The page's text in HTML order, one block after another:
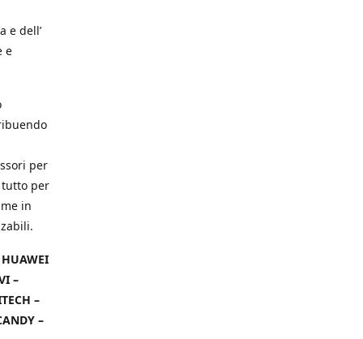
e dell’
e
per
per
in
–
–
–